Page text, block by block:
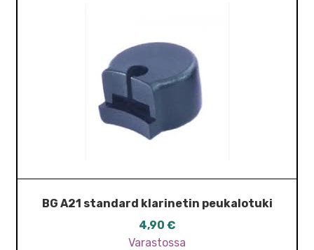
BG A21 standard klarinetin peukalotuki
4,90 €
Varastossa